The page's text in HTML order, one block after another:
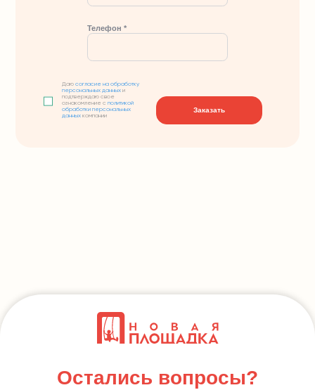
Телефон *
Даюсогласие на обработку
персональных данных и
подтверждаю свое
ознакомление сполитикой
обработки персональных
данных компании
Заказать
Остались вопросы?